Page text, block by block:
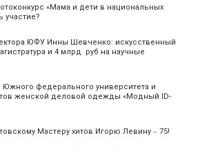
«Мама и дети в национальных
участие?
ЮФУ Инны Шевченко: искусственный
и 4 млрд. руб на научные
федерального университета и
женской деловой одежды «Модный ID-
Мастеру хитов Игорю Левину ‒ 75!